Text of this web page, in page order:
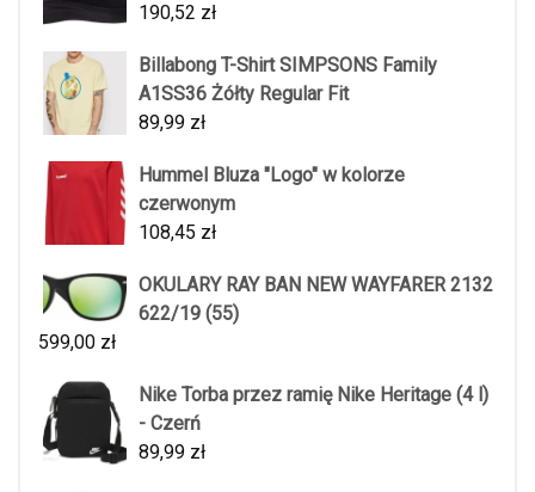
190,52 zł
Billabong T-Shirt SIMPSONS Family
A1SS36 Żółty Regular Fit
89,99 zł
Hummel Bluza "Logo" w kolorze
czerwonym
108,45 zł
OKULARY RAY BAN NEW WAYFARER 2132
622/19 (55)
599,00 zł
Nike Torba przez ramię Nike Heritage (4 l)
- Czerń
89,99 zł